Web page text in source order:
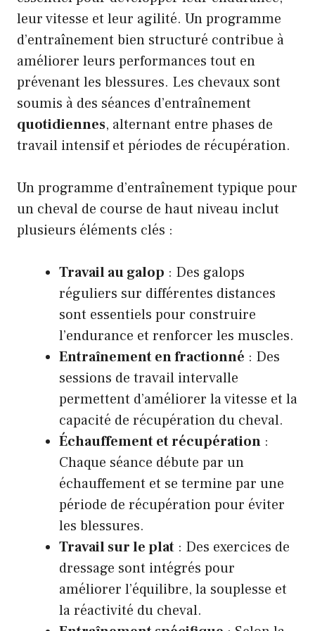
leur vitesse et leur agilité. Un programme
d’entraînement bien structuré contribue à
améliorer leurs performances tout en
prévenant les blessures. Les chevaux sont
soumis à des séances d’entraînement
quotidiennes, alternant entre phases de
travail intensif et périodes de récupération.
Un programme d’entraînement typique pour
un cheval de course de haut niveau inclut
plusieurs éléments clés :
Travail au galop : Des galops
réguliers sur différentes distances
sont essentiels pour construire
l’endurance et renforcer les muscles.
Entraînement en fractionné : Des
sessions de travail intervalle
permettent d’améliorer la vitesse et la
capacité de récupération du cheval.
Échauffement et récupération :
Chaque séance débute par un
échauffement et se termine par une
période de récupération pour éviter
les blessures.
Travail sur le plat : Des exercices de
dressage sont intégrés pour
améliorer l’équilibre, la souplesse et
la réactivité du cheval.